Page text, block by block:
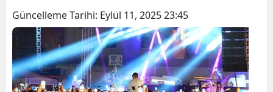
Güncelleme Tarihi: Eylül 11, 2025 23:45